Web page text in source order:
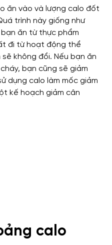
ăn vào và lượng calo đốt
trình này giống như
ăn từ thực phẩm
đi từ hoạt động thể
không đổi. Nếu bạn ăn
bạn cũng sẽ giảm
dụng calo làm mốc giảm
kế hoạch giảm cân
calo